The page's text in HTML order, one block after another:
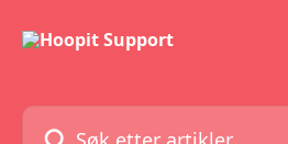
Søk etter artikler ...